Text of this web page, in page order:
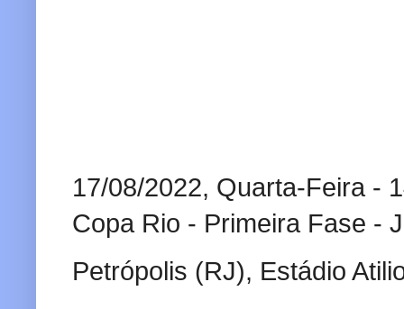
17/08/2022, Quarta-Feira -
Copa Rio - Primeira Fase -
Petrópolis (RJ), Estádio